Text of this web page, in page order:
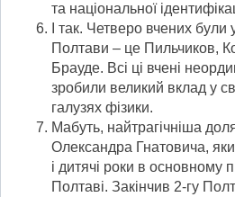
та національної
І так. Четверо вчених
Полтави – це Пильчиков,
Брауде. Всі ці вчені
зробили великий вклад у
галузях фізики.
Мабуть, найтрагічніша
Олександра Гнатовича,
і дитячі роки в основному
Полтаві. Закінчив 2-гу